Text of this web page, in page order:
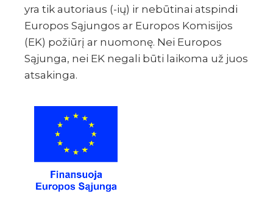
yra tik autoriaus (-ių) ir nebūtinai atspindi
Europos Sąjungos ar Europos Komisijos
(EK) požiūrį ar nuomonę. Nei Europos
Sąjunga, nei EK negali būti laikoma už juos
atsakinga.